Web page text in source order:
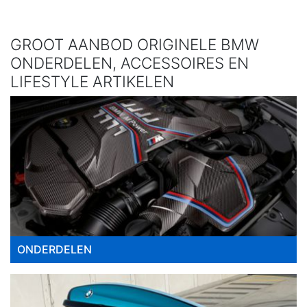
GROOT AANBOD ORIGINELE BMW
ONDERDELEN, ACCESSOIRES EN
LIFESTYLE ARTIKELEN
ONDERDELEN